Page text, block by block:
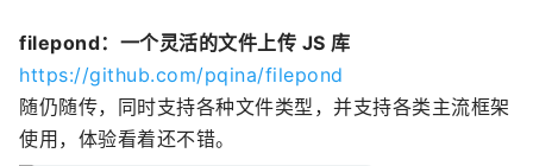
filepond：一个灵活的文件上传 JS 库
https://github.com/pqina/filepond
随仍随传，同时支持各种文件类型，并支持各类主流框架
使用，体验看着还不错。